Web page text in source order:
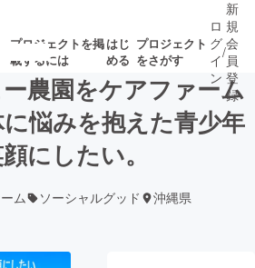
プロジェクトを掲
載するには
はじ
める
プロジェクト
をさがす
新着プロ
クト
募集終了が近いプ
ロ
グ
イ
ン
/
新
規
会
員
登
録
農園をケアファーム
悩みを抱えた青少年
にしたい。
ム ソーシャルグッド 沖縄県